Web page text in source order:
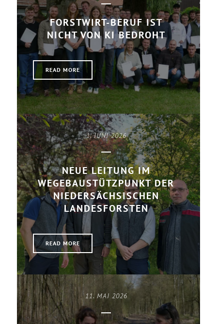
FORSTWIRT-BERUF IST
NICHT VON KI BEDROHT
READ MORE
1. JUNI 2026
NEUE LEITUNG IM
WEGEBAUSTÜTZPUNKT DER
NIEDERSÄCHSISCHEN
LANDESFORSTEN
READ MORE
11. MAI 2026